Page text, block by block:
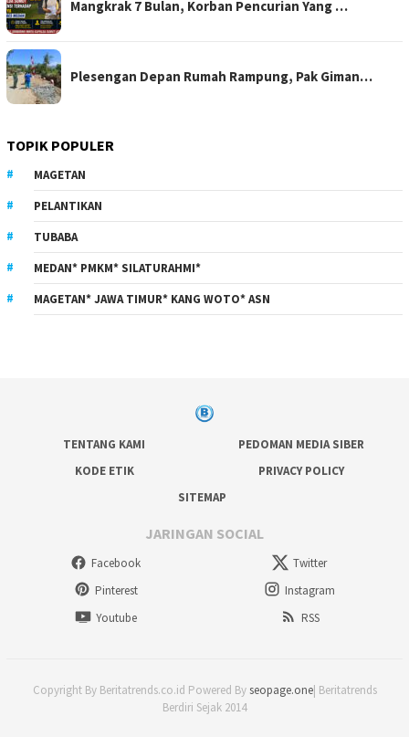
Mangkrak 7 Bulan, Korban Pencurian Yang …
Plesengan Depan Rumah Rampung, Pak Giman…
TOPIK POPULER
MAGETAN
PELANTIKAN
TUBABA
MEDAN* PMKM* SILATURAHMI*
MAGETAN* JAWA TIMUR* KANG WOTO* ASN
TENTANG KAMI
PEDOMAN MEDIA SIBER
KODE ETIK
PRIVACY POLICY
SITEMAP
JARINGAN SOCIAL
Facebook
Twitter
Pinterest
Instagram
Youtube
RSS
Copyright By Beritatrends.co.id Powered Byseopage.one| Beritatrends
Berdiri Sejak 2014